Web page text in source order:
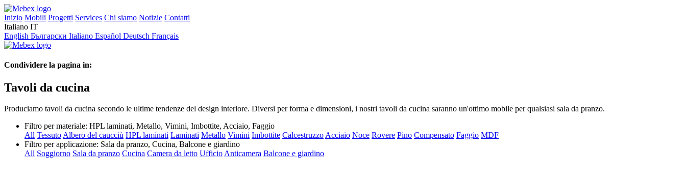
Inizio Mobili Progetti Services Chi siamo Notizie Contatti
Italiano IT
English Български Italiano Español Deutsch Français
Condividere la pagina in:
Tavoli da cucina
Produciamo tavoli da cucina secondo le ultime tendenze del design interiore. Diversi per forma e dimensioni, i nostri tavoli da cucina saranno un'ottimo mobile per qualsiasi sala da pranzo.
Filtro per materiale: HPL laminati, Metallo, Vimini, Imbottite, Acciaio, Faggio
All TessutoAlbero del caucciù HPL laminati Laminati Metallo Vimini Imbottite CalcestruzzoAcciaio Noce Rovere Pino Compensato Faggio MDF
Filtro per applicazione: Sala da pranzo, Cucina, Balcone e giardino
All Soggiorno Sala da pranzo Cucina Camera da letto UfficioAnticamera Balcone e giardino